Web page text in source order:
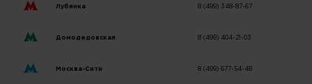
Лубянка 8 (499) 348-87-67
Домодедовская 8 (499) 404-21-03
Москва-Сити 8 (499) 677-54-48